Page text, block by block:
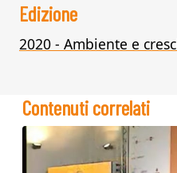
Edizione
2020 - Ambiente e
Contenuti correlati